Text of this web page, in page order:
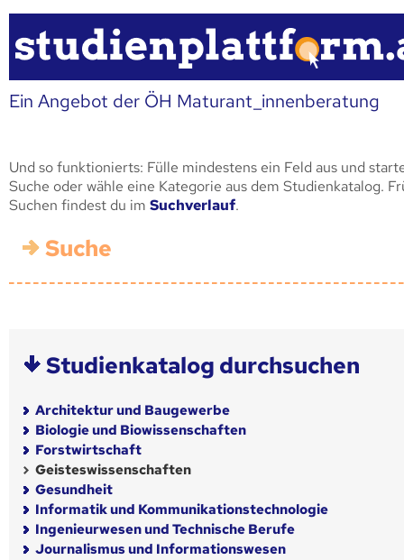
Ein Angebot der ÖH Maturant_innenberatung
Und so funktionierts: Fülle mindestens ein Feld aus und
Suche oder wähle eine Kategorie aus dem Studienkatalog.
Suchen findest du im Suchverlauf.
Suche
Studienkatalog durchsuchen
Architektur und Baugewerbe
Biologie und Biowissenschaften
Forstwirtschaft
Geisteswissenschaften
Gesundheit
Informatik und Kommunikationstechnologie
Ingenieurwesen und Technische Berufe
Journalismus und Informationswesen